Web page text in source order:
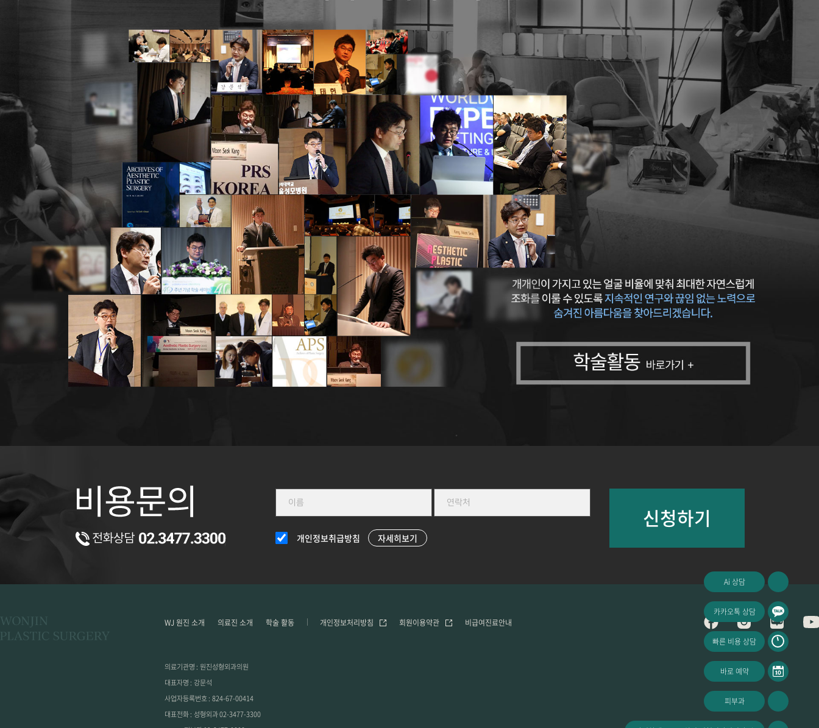
Ai 상담
카카오톡 상담
빠른 비용 상담
바로 예약
피부과
개인정보취급방침 자세히보기
신청하기
WJ 원진 소개 의료진 소개 학술 활동 개인정보처리방침 회원이용약관 비급여진료안내
의료기관명 : 원진성형외과의원
대표자명 : 강문석
사업자등록번호 : 824-67-00414
대표전화 : 성형외과02-3477-3300